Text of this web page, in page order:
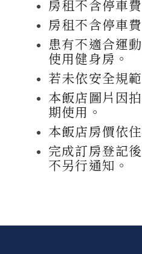
房租不含停車
房租不含停車
患有不適合運
使用健身房。
若未依安全規
本飯店圖片因
期使用。
本飯店房價依
完成訂房登記
不另行通知。